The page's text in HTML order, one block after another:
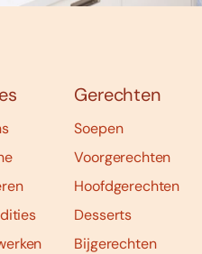
Gerechten
Soepen
Voorgerechten
Hoofdgerechten
Desserts
Bijgerechten